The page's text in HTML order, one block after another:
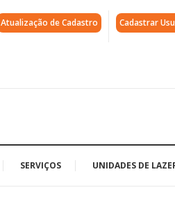
Atualização de Cadastro Cadastrar
SERVIÇOS UNIDADES DE